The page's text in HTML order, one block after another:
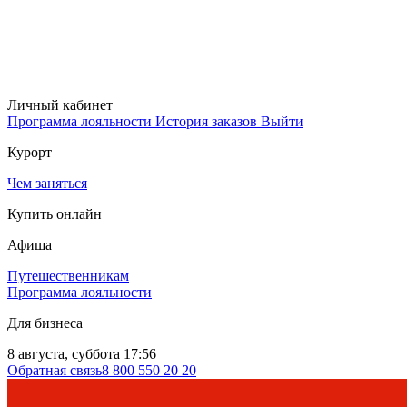
Личный кабинет
Программа лояльности История заказов Выйти
Курорт
Чем заняться
Купить онлайн
Афиша
Путешественникам
Программа лояльности
Для бизнеса
8 августа, суббота 17:56
Обратная связь8 800 550 20 20